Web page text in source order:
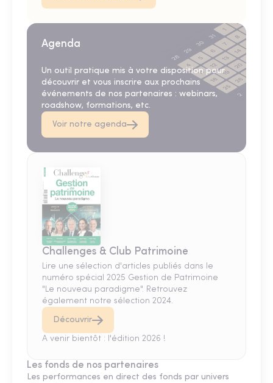
Agenda
Un outil pratique mis à votre disposition pour
découvrir et vous inscrire aux prochains
événements de nos partenaires : webinars,
roadshow, formations, etc.
Voir notre agenda
Challenges & Club Patrimoine
Lire une sélection d'articles publiés dans le
numéro spécial 2025 Gestion de Patrimoine
"Le nouveau paradigme". Retrouvez
également notre sélection 2024.
Découvrir
A venir bientôt : l'édition 2026 !
Les fonds de nos partenaires
Les performances en direct des fonds par univers